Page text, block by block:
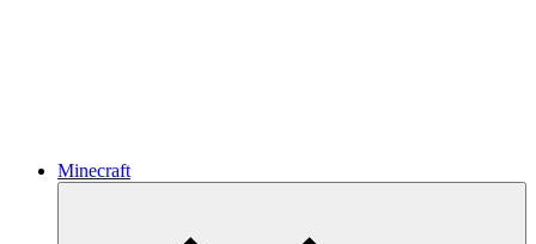
Minecraft